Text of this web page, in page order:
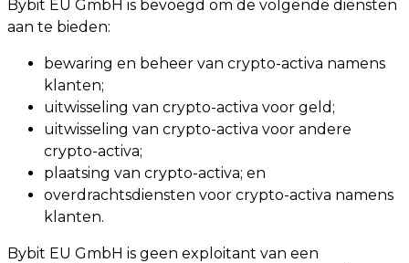
Bybit EU GmbH is bevoegd om de volgende diensten
aan te bieden:
bewaring en beheer van crypto-activa namens
klanten;
uitwisseling van crypto-activa voor geld;
uitwisseling van crypto-activa voor andere
crypto-activa;
plaatsing van crypto-activa; en
overdrachtsdiensten voor crypto-activa namens
klanten.
Bybit EU GmbH is geen exploitant van een